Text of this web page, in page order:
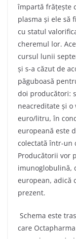
împartă frățește
plasma și ele să
cu statul
cheremul lor.
cursul lunii
și s-a căzut de
păguboasă
doi producători:
neacreditate și
euro/litru, în
europeană este
colectată într-un
Producătorii vor
imunoglobulină,
european, adică
prezent.
Schema este
care